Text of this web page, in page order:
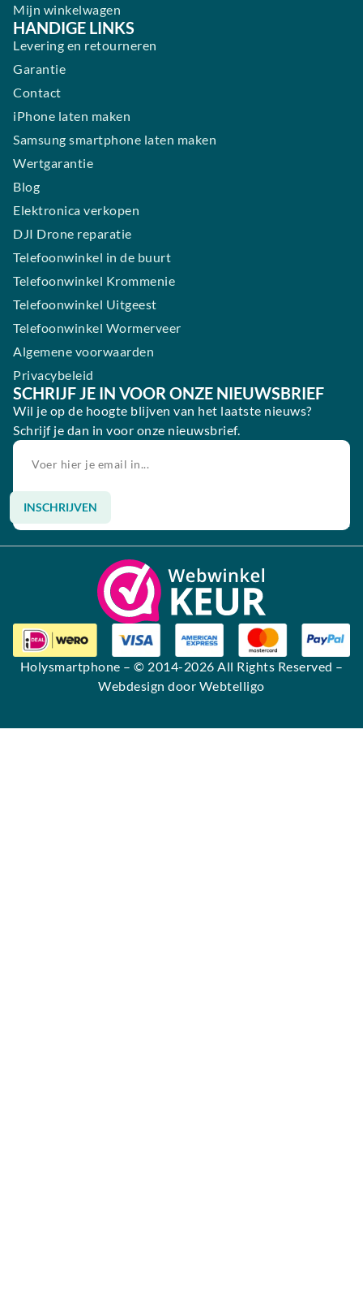
Mijn winkelwagen
HANDIGE LINKS
Levering en retourneren
Garantie
Contact
iPhone laten maken
Samsung smartphone laten maken
Wertgarantie
Blog
Elektronica verkopen
DJI Drone reparatie
Telefoonwinkel in de buurt
Telefoonwinkel Krommenie
Telefoonwinkel Uitgeest
Telefoonwinkel Wormerveer
Algemene voorwaarden
Privacybeleid
SCHRIJF JE IN VOOR ONZE NIEUWSBRIEF
Wil je op de hoogte blijven van het laatste nieuws?
Schrijf je dan in voor onze nieuwsbrief.
INSCHRIJVEN
Alternative:
Holysmartphone – © 2014-2026 All Rights Reserved –
Webdesign door Webtelligo